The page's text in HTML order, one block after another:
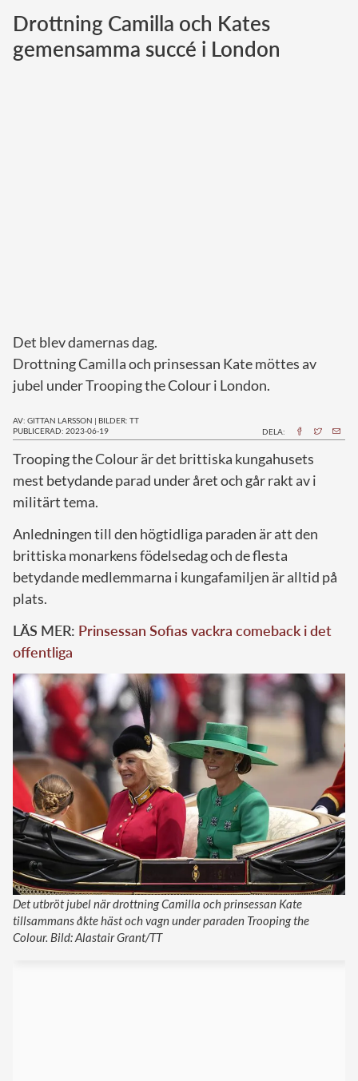
Norska kungahuset
Danska kungahuset
Drottning Camilla och Kates
gemensamma succé i London
Det blev damernas dag.
Drottning Camilla och prinsessan Kate möttes av
jubel under Trooping the Colour i London.
AV: GITTAN LARSSON | BILDER: TT
PUBLICERAD: 2023-06-19
DELA:
Trooping the Colour är det brittiska kungahusets
mest betydande parad under året och går rakt av i
militärt tema.
Anledningen till den högtidliga paraden är att den
brittiska monarkens födelsedag och de flesta
betydande medlemmarna i kungafamiljen är alltid på
plats.
LÄS MER: Prinsessan Sofias vackra comeback i det
offentliga
Det utbröt jubel när drottning Camilla och prinsessan Kate
tillsammans åkte häst och vagn under paraden Trooping the
Colour. Bild: Alastair Grant/TT